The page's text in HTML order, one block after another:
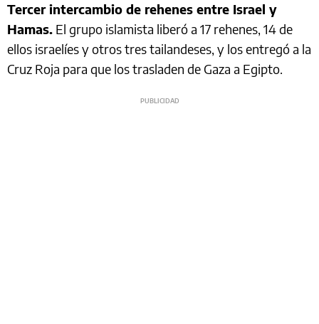
Tercer intercambio de rehenes entre Israel y
Hamas. El grupo islamista liberó a 17 rehenes, 14 de
ellos israelíes y otros tres tailandeses, y los entregó a la
Cruz Roja para que los trasladen de Gaza a Egipto.